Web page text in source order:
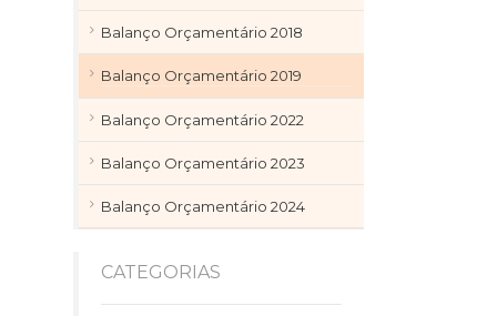
Balanço Orçamentário 2018
Balanço Orçamentário 2019
Balanço Orçamentário 2022
Balanço Orçamentário 2023
Balanço Orçamentário 2024
CATEGORIAS